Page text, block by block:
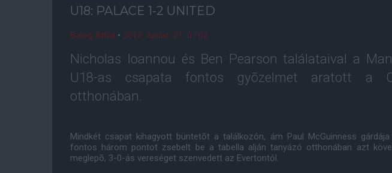
U18: PALACE 1-2 UNITED
Balog Attila • 2013. április. 21. 07:02
Nicholas Ioannou és Ben Pearson találataival a
U18-as csapata fontos gyõzelmet aratott a
otthonában.
Mindkét csapat kihagyott büntetõt a találkozón, ám Paul McGuinness
fontos három pontot zsebelt be a tabella alján tanyázó otthonában azt
meglepõ, 3-0-ás vereséget szenvedett az Evertontól.